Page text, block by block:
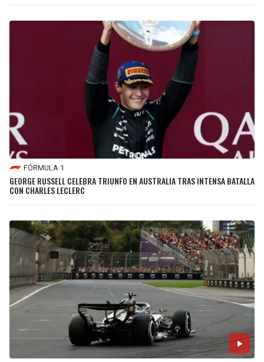
FÓRMULA 1
GEORGE RUSSELL CELEBRA TRIUNFO EN AUSTRALIA TRAS INTENSA BATALLA
CON CHARLES LECLERC